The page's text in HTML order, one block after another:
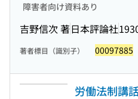
障害者向け資料あり
吉野信次 著日本評論社
著者標目（識別子） 00097885
労働法制講